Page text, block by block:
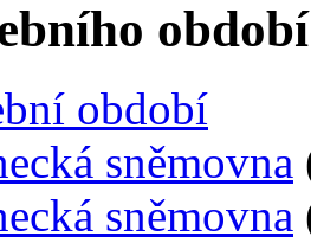
období
období
sněmovna
sněmovna